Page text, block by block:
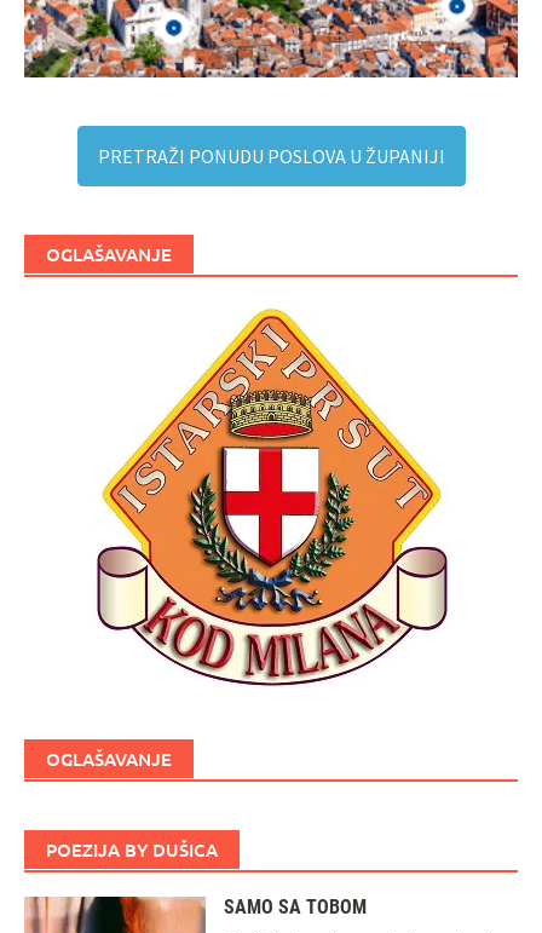
PRETRAŽI PONUDU POSLOVA U ŽUPANIJI
OGLAŠAVANJE
OGLAŠAVANJE
POEZIJA BY DUŠICA
SAMO SA TOBOM